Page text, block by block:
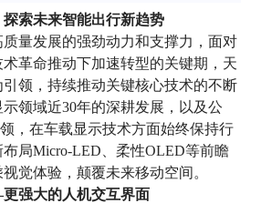
索未来智能出行新趋势
量发展的强劲动力和支撑力，面对
革命推动下加速转型的关键期，天
领，持续推动关键核心技术的不断
领域近30年的深耕发展，以及公
，在车载显示技术方面始终保持行
局Micro-LED、柔性OLED等前瞻
觉体验，颠覆未来移动空间。
强大的人机交互界面